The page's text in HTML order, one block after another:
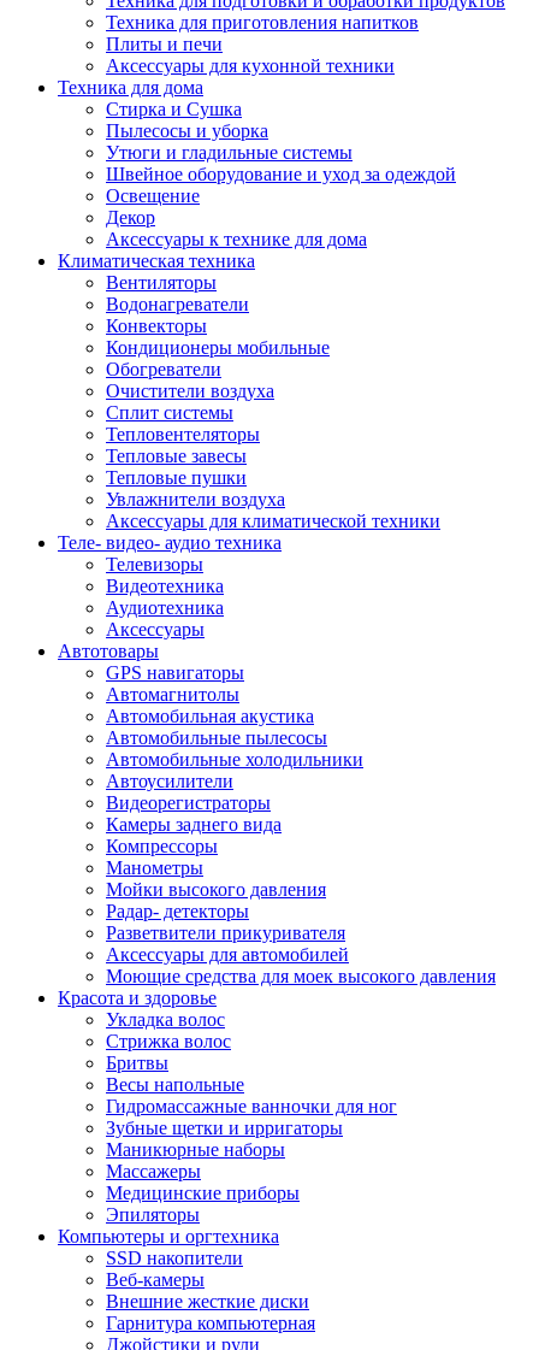
Техника для приготовления напитков
Плиты и печи
Аксессуары для кухонной техники
Техника для дома
Стирка и Сушка
Пылесосы и уборка
Утюги и гладильные системы
Швейное оборудование и уход за одеждой
Освещение
Декор
Аксессуары к технике для дома
Климатическая техника
Вентиляторы
Водонагреватели
Конвекторы
Кондиционеры мобильные
Обогреватели
Очистители воздуха
Сплит системы
Тепловентеляторы
Тепловые завесы
Тепловые пушки
Увлажнители воздуха
Аксессуары для климатической техники
Теле- видео- аудио техника
Телевизоры
Видеотехника
Аудиотехника
Аксессуары
Автотовары
GPS навигаторы
Автомагнитолы
Автомобильная акустика
Автомобильные пылесосы
Автомобильные холодильники
Автоусилители
Видеорегистраторы
Камеры заднего вида
Компрессоры
Манометры
Мойки высокого давления
Радар- детекторы
Разветвители прикуривателя
Аксессуары для автомобилей
Моющие средства для моек высокого давления
Красота и здоровье
Укладка волос
Стрижка волос
Бритвы
Весы напольные
Гидромассажные ванночки для ног
Зубные щетки и ирригаторы
Маникюрные наборы
Массажеры
Медицинские приборы
Эпиляторы
Компьютеры и оргтехника
SSD накопители
Веб-камеры
Внешние жесткие диски
Гарнитура компьютерная
Джойстики и рули